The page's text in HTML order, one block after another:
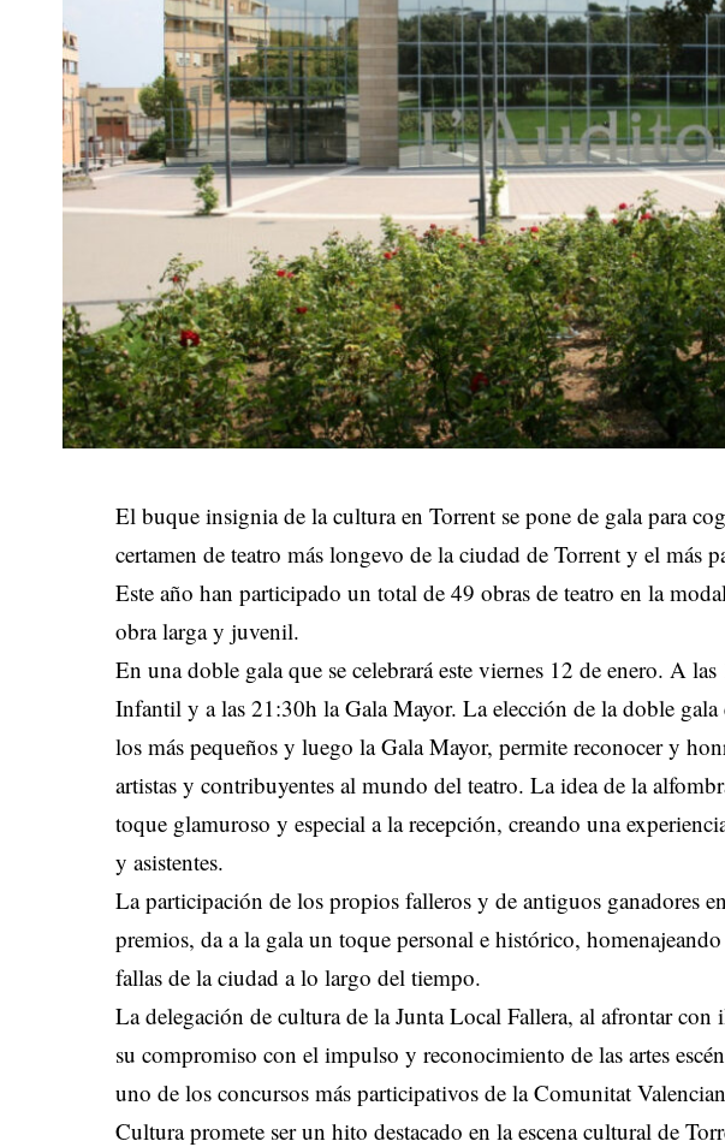
El buque insignia de la cultura en Torrent se pone de gala para
certamen de teatro más longevo de la ciudad de Torrent y el más
Este año han participado un total de 49 obras de teatro en la
obra larga y juvenil.
En una doble gala que se celebrará este viernes 12 de enero. A
Infantil y a las 21:30h la Gala Mayor. La elección de la doble
los más pequeños y luego la Gala Mayor, permite reconocer y
artistas y contribuyentes al mundo del teatro. La idea de la
toque glamuroso y especial a la recepción, creando una
y asistentes.
La participación de los propios falleros y de antiguos ganadores
premios, da a la gala un toque personal e histórico,
fallas de la ciudad a lo largo del tiempo.
La delegación de cultura de la Junta Local Fallera, al afrontar con
su compromiso con el impulso y reconocimiento de las artes
uno de los concursos más participativos de la Comunitat
Cultura promete ser un hito destacado en la escena cultural de